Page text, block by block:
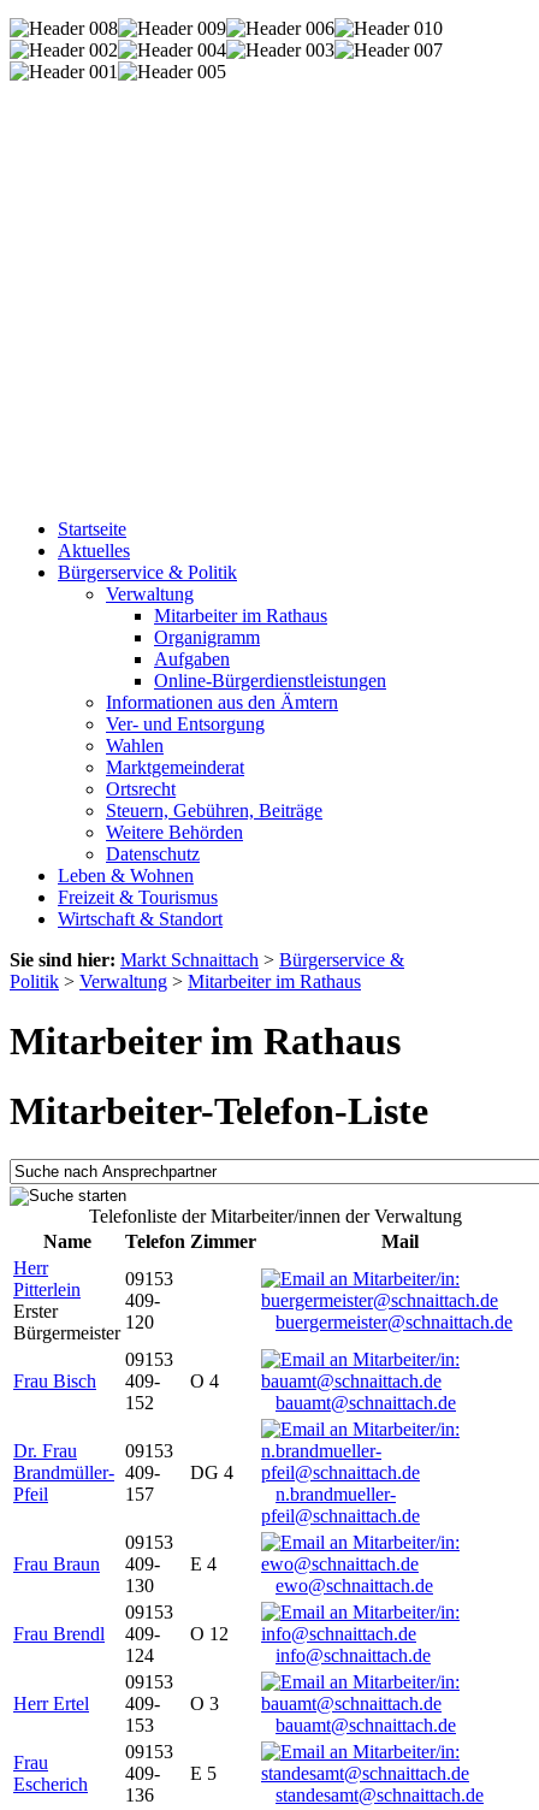
Startseite
Aktuelles
Bürgerservice & Politik
Verwaltung
Mitarbeiter im Rathaus
Organigramm
Aufgaben
Online-Bürgerdienstleistungen
Informationen aus den Ämtern
Ver- und Entsorgung
Wahlen
Marktgemeinderat
Ortsrecht
Steuern, Gebühren, Beiträge
Weitere Behörden
Datenschutz
Leben & Wohnen
Freizeit & Tourismus
Wirtschaft & Standort
Sie sind hier: Markt Schnaittach > Bürgerservice &
Politik > Verwaltung > Mitarbeiter im Rathaus
Mitarbeiter im Rathaus
Mitarbeiter-Telefon-Liste
Telefonliste der Mitarbeiter/innen der Verwaltung
Name
Telefon Zimmer
Mail
Herr
Pitterlein
Erster
Bürgermeister
09153
409-
120
buergermeister@schnaittach.de
Frau Bisch
09153
409-
152
O 4
bauamt@schnaittach.de
Dr. Frau
Brandmüller-
Pfeil
09153
409-
157
DG 4
n.brandmueller-
pfeil@schnaittach.de
Frau Braun
09153
409-
130
E 4
ewo@schnaittach.de
Frau Brendl
09153
409-
124
O 12
info@schnaittach.de
Herr Ertel
09153
409-
153
O 3
bauamt@schnaittach.de
Frau
Escherich
09153
409-
136
E 5
standesamt@schnaittach.de